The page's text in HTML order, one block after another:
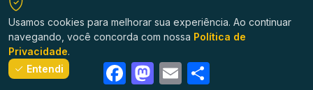
Usamos cookies para melhorar sua experiência. Ao continuar
navegando, você concorda com nossa Política de
Privacidade.
Entendi
FacebookMastodon
Email